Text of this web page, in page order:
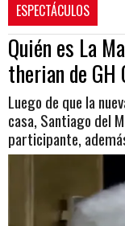
ESPECTÁCULOS
Quién es La
therian de GH
Luego de que la
casa, Santiago del
participante,